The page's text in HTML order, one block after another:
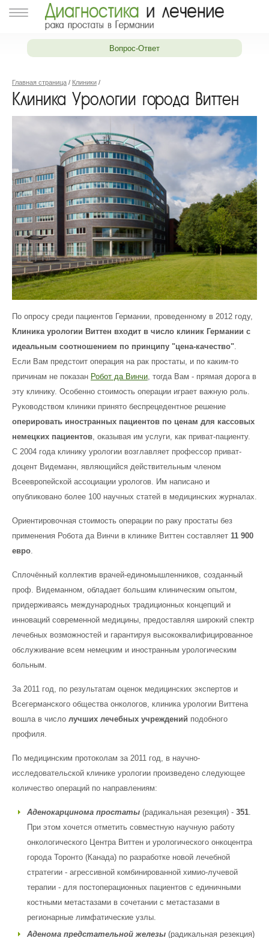
Вопрос-Ответ
Главная страница / Клиники /
Клиника Урологии города Виттен
По опросу среди пациентов Германии, проведенному в 2012 году,
Клиника урологии Виттен входит в число клиник Германии с
идеальным соотношением по принципу "цена-качество".
Если Вам предстоит операция на рак простаты, и по каким-то
причинам не показан Робот да Винчи, тогда Вам - прямая дорога в
эту клинику. Особенно стоимость операции играет важную роль.
Руководством клиники принято беспрецедентное решение
оперировать иностранных пациентов по ценам для кассовых
немецких пациентов, оказывая им услуги, как приват-пациенту.
С 2004 года клинику урологии возглавляет профессор приват-
доцент Видеманн, являющийся действительным членом
Всеевропейской ассоциации урологов. Им написано и
опубликовано более 100 научных статей в медицинских журналах.
Ориентировочная стоимость операции по раку простаты без
применения Робота да Винчи в клинике Виттен составляет 11 900
евро.
Сплочённый коллектив врачей-единомышленников, созданный
проф. Видеманном, обладает большим клиническим опытом,
придерживаясь международных традиционных концепций и
инноваций современной медицины, предоставляя широкий спектр
лечебных возможностей и гарантируя высококвалифицированное
обслуживание всем немецким и иностранным урологическим
больным.
За 2011 год, по результатам оценок медицинских экспертов и
Всегерманского общества онкологов, клиника урологии Виттена
вошла в число лучших лечебных учреждений подобного
профиля.
По медицинским протоколам за 2011 год, в научно-
исследовательской клинике урологии произведено следующее
количество операций по направлениям:
Аденокарцинома простаты (радикальная резекция) - 351.
При этом хочется отметить совместную научную работу
онкологического Центра Виттен и урологического онкоцентра
города Торонто (Канада) по разработке новой лечебной
стратегии - агрессивной комбинированной химио-лучевой
терапии - для постоперационных пациентов с единичными
костными метастазами в сочетании с метастазами в
регионарные лимфатические узлы.
Аденома предстательной железы (радикальная резекция)